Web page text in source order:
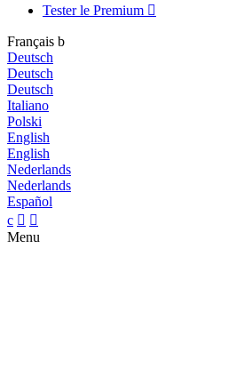
Tester le Premium 
Français b
Deutsch
Deutsch
Deutsch
Italiano
Polski
English
English
Nederlands
Nederlands
Español
c  
Menu